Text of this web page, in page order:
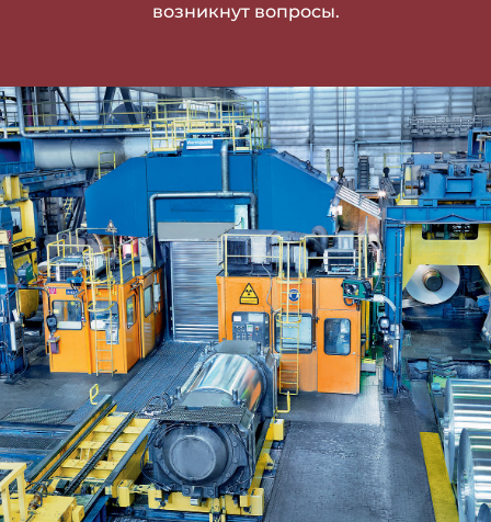
возникнут вопросы.